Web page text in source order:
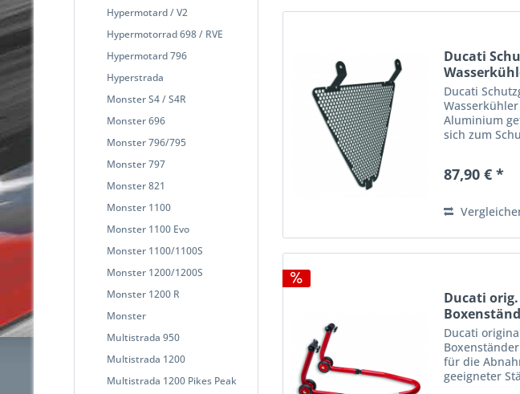
Hypermotard / V2
Hypermotorrad 698 / RVE
Hypermotard 796
Hyperstrada
Monster S4 / S4R
Monster 696
Monster 796/795
Monster 797
Monster 821
Monster 1100
Monster 1100 Evo
Monster 1100/1100S
Monster 1200/1200S
Monster 1200 R
Monster
Multistrada 950
Multistrada 1200
Multistrada 1200 Pikes Peak
Ducati
Ducati
Aluminium
sich zum
Motorrads.
1299...
87,90 € *
Ducati
Ducati
für die
geeigneter